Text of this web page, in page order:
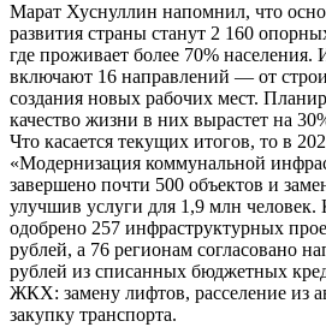
Марат Хуснуллин напомнил, что
развития страны станут 2 160
где проживает более 70%
включают 16 направлений — от
создания новых рабочих мест.
качество жизни в них вырастет на
Что касается текущих итогов, то в
«Модернизация коммунальной
завершено почти 500 объектов и
улучшив услуги для 1,9 млн
одобрено 257 инфраструктурных
рублей, а 76 регионам согласовано
рублей из списанных бюджетных
ЖКХ: замену лифтов, расселение из
закупку транспорта.